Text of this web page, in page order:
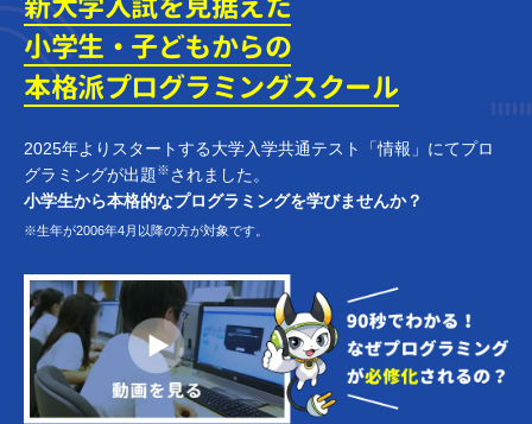
小学生・子どもからの
本格派プログラミングスクール
2025年よりスタートする大学入学共通テスト「情報」にてプロ
グラミングが出題※されました。
小学生から本格的なプログラミングを学びませんか？
※生年が2006年4月以降の方が対象です。